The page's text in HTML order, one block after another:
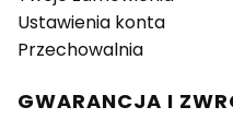
Ustawienia konta
Przechowalnia
GWARANCJA I